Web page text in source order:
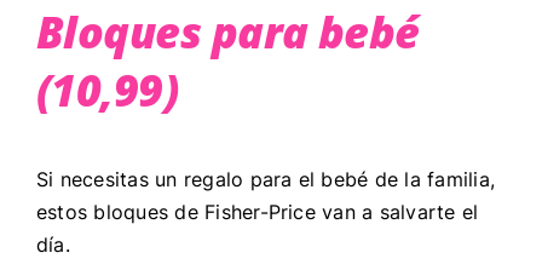
Bloques para bebé
(10,99)
Si necesitas un regalo para el bebé de la familia,
estos bloques de Fisher-Price van a salvarte el
día.